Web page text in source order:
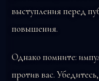
выступления перед
повышения.
Однако помните:
против вас.